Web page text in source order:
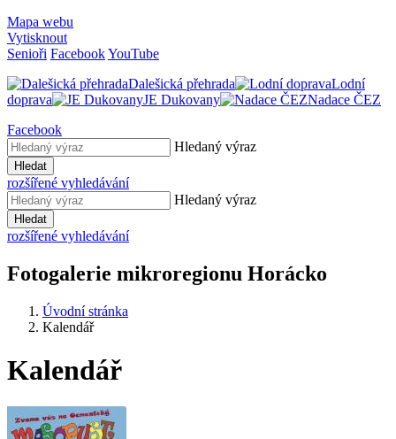
Mapa webu
Vytisknout
Senioři FacebookYouTube
Dalešická přehrada
Lodní
doprava
JE Dukovany
Nadace ČEZ
Facebook
Hledaný výraz
Hledat
rozšířené vyhledávání
Hledaný výraz
Hledat
rozšířené vyhledávání
Fotogalerie mikroregionu Horácko
Úvodní stránka
Kalendář
Kalendář